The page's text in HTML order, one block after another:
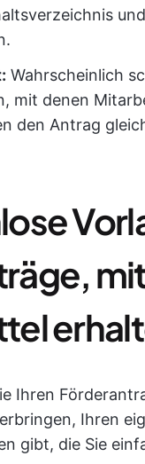
Wahrscheinlich
mit denen
den Antrag
Ihren
Ihren
gibt, die Sie